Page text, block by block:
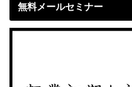
無料メールセミナー